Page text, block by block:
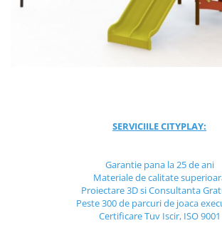
Echipamente de catarat
SERVICIILE CITYPLAY:
Garantie pana la 25 de ani
Materiale de calitate
Proiectare 3D si Consultanta
Peste 300 de parcuri de joaca
Certificare Tuv Iscir, ISO 9001